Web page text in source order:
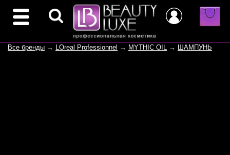
Все бренды → LOreal Professionnel → MYTHIC OIL → ШАМПУНЬ